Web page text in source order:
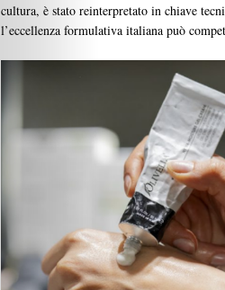
cultura, è stato reinterpretato in chiave
l’eccellenza formulativa italiana può